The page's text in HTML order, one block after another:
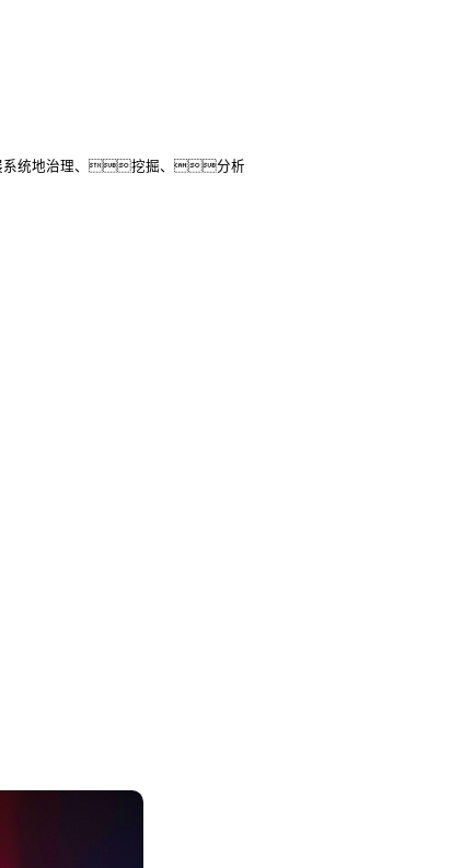
系统地治理、挖掘、分析